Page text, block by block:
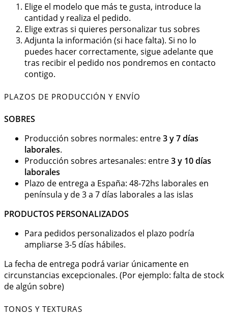
Elige el modelo que más te gusta, introduce la
cantidad y realiza el pedido.
Elige extras si quieres personalizar tus sobres
Adjunta la información (si hace falta). Si no lo
puedes hacer correctamente, sigue adelante que
tras recibir el pedido nos pondremos en contacto
contigo.
PLAZOS DE PRODUCCIÓN Y ENVÍO
SOBRES
Producción sobres normales: entre3 y 7 días
laborales.
Producción sobres artesanales: entre3 y 10 días
laborales
Plazo de entrega a España: 48-72hs laborales en
península y de 3 a 7 días laborales a las islas
PRODUCTOS PERSONALIZADOS
Para pedidos personalizados el plazo podría
ampliarse 3-5 días hábiles.
La fecha de entrega podrá variar únicamente en
circunstancias excepcionales. (Por ejemplo: falta de stock
de algún sobre)
TONOS Y TEXTURAS